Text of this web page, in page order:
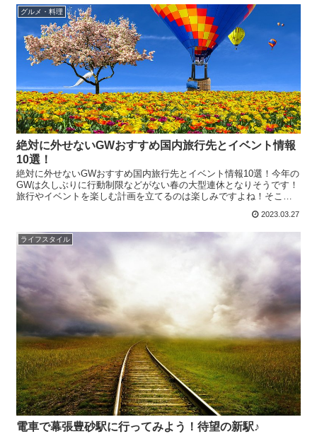
グルメ・料理
絶対に外せないGWおすすめ国内旅行先とイベント情報
10選！
絶対に外せないGWおすすめ国内旅行先とイベント情報10選！今年の
GWは久しぶりに行動制限などがない春の大型連休となりそうです！
旅行やイベントを楽しむ計画を立てるのは楽しみですよね！そこ
2023.03.27
ライフスタイル
電車で幕張豊砂駅に行ってみよう！待望の新駅♪